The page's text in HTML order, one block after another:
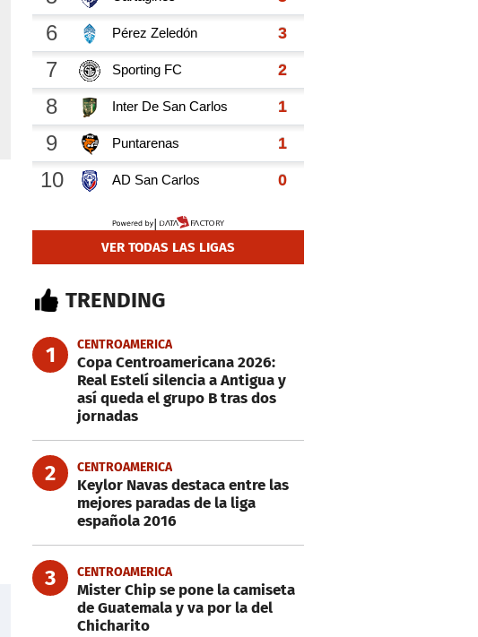
VER TODAS LAS LIGAS
TRENDING
1 CENTROAMERICA
Copa Centroamericana 2026:
Real Estelí silencia a Antigua y
así queda el grupo B tras dos
jornadas
2 CENTROAMERICA
Keylor Navas destaca entre las
mejores paradas de la liga
española 2016
3 CENTROAMERICA
Mister Chip se pone la camiseta
de Guatemala y va por la del
Chicharito